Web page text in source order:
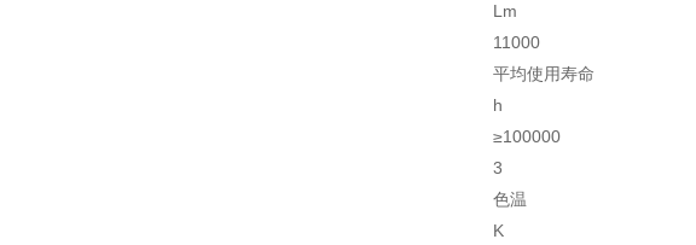
Lm
11000
平均使用寿命
h
≥100000
3
色温
K